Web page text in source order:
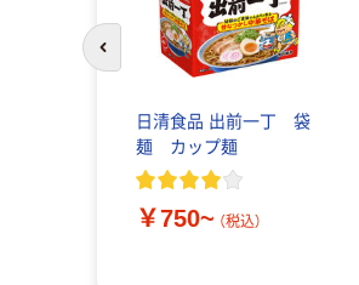
日清食品 出前一丁 袋
麺 カップ麺
￥750~ （税込）
前のスライドへ